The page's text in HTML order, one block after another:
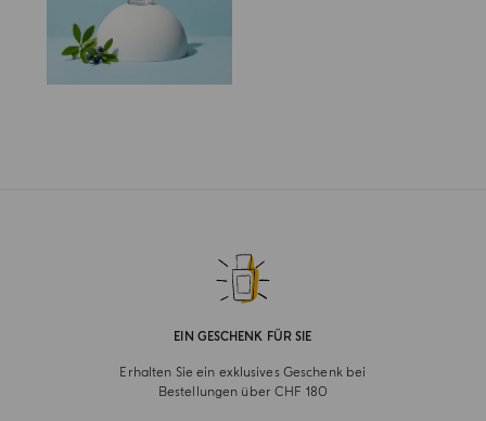
EIN GESCHENK FÜR SIE
Erhalten Sie ein exklusives Geschenk bei
Bestellungen über CHF 180